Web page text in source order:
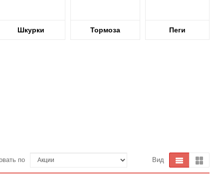
Шкурки Тормоза Пеги
по Вид